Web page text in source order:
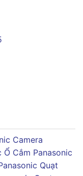
Camera
Ổ Cắm Panasonic
Quạt